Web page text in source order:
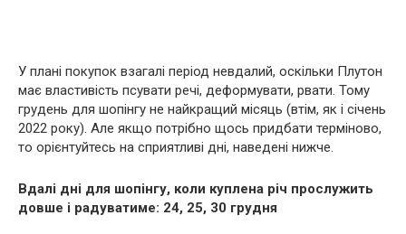
У плані покупок взагалі період невдалий, оскільки Плутон
має властивість псувати речі, деформувати, рвати. Тому
грудень для шопінгу не найкращий місяць (втім, як і січень
2022 року). Але якщо потрібно щось придбати терміново,
то орієнтуйтесь на сприятливі дні, наведені нижче.
Вдалі дні для шопінгу, коли куплена річ прослужить
довше і радуватиме: 24, 25, 30 грудня